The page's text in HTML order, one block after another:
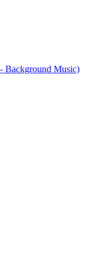
Background Music)